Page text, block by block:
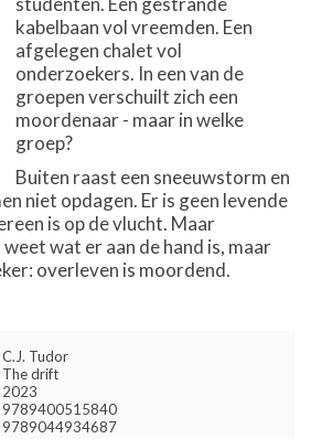
kabelbaan vol vreemden. Een
afgelegen chalet vol
onderzoekers. In een van de
groepen verschuilt zich een
moordenaar - maar in welke
groep?
Buiten raast een sneeuwstorm en
niet opdagen. Er is geen levende
is op de vlucht. Maar
wat er aan de hand is, maar
overleven is moordend.
C.J. Tudor
The drift
2023
9789400515840
9789044934687